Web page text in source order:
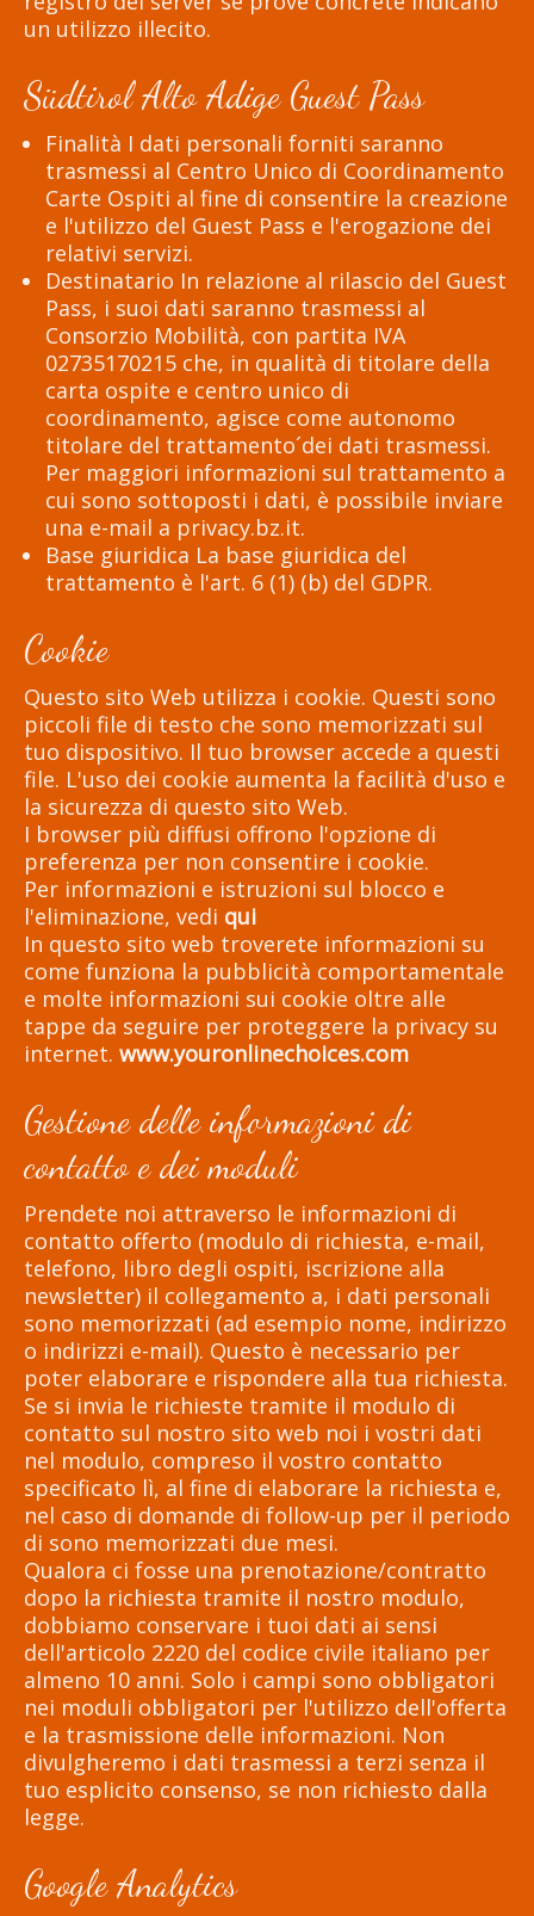
un utilizzo illecito.
Südtirol Alto Adige Guest Pass
Finalità I dati personali forniti saranno
trasmessi al Centro Unico di Coordinamento
Carte Ospiti al fine di consentire la creazione
e l'utilizzo del Guest Pass e l'erogazione dei
relativi servizi.
Destinatario In relazione al rilascio del Guest
Pass, i suoi dati saranno trasmessi al
Consorzio Mobilità, con partita IVA
02735170215 che, in qualità di titolare della
carta ospite e centro unico di
coordinamento, agisce come autonomo
titolare del trattamento´dei dati trasmessi.
Per maggiori informazioni sul trattamento a
cui sono sottoposti i dati, è possibile inviare
una e-mail a privacy.bz.it.
Base giuridica La base giuridica del
trattamento è l'art. 6 (1) (b) del GDPR.
Cookie
Questo sito Web utilizza i cookie. Questi sono
piccoli file di testo che sono memorizzati sul
tuo dispositivo. Il tuo browser accede a questi
file. L'uso dei cookie aumenta la facilità d'uso e
la sicurezza di questo sito Web.
I browser più diffusi offrono l'opzione di
preferenza per non consentire i cookie.
Per informazioni e istruzioni sul blocco e
l'eliminazione, vedi qui
In questo sito web troverete informazioni su
come funziona la pubblicità comportamentale
e molte informazioni sui cookie oltre alle
tappe da seguire per proteggere la privacy su
internet. www.youronlinechoices.com
Gestione delle informazioni di
contatto e dei moduli
Prendete noi attraverso le informazioni di
contatto offerto (modulo di richiesta, e-mail,
telefono, libro degli ospiti, iscrizione alla
newsletter) il collegamento a, i dati personali
sono memorizzati (ad esempio nome, indirizzo
o indirizzi e-mail). Questo è necessario per
poter elaborare e rispondere alla tua richiesta.
Se si invia le richieste tramite il modulo di
contatto sul nostro sito web noi i vostri dati
nel modulo, compreso il vostro contatto
specificato lì, al fine di elaborare la richiesta e,
nel caso di domande di follow-up per il periodo
di sono memorizzati due mesi.
Qualora ci fosse una prenotazione/contratto
dopo la richiesta tramite il nostro modulo,
dobbiamo conservare i tuoi dati ai sensi
dell'articolo 2220 del codice civile italiano per
almeno 10 anni. Solo i campi sono obbligatori
nei moduli obbligatori per l'utilizzo dell'offerta
e la trasmissione delle informazioni. Non
divulgheremo i dati trasmessi a terzi senza il
tuo esplicito consenso, se non richiesto dalla
legge.
Google Analytics